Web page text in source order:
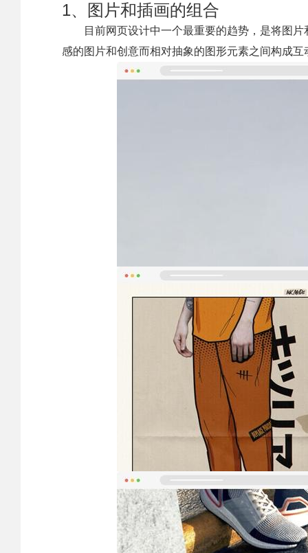
1、图片和插画的组合
目前网页设计中一个最重要的趋势，是将图
感的图片和创意而相对抽象的图形元素之间构成